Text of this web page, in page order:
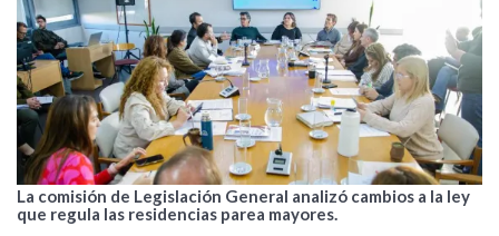
La comisión de Legislación General analizó cambios a la ley
que regula las residencias parea mayores.